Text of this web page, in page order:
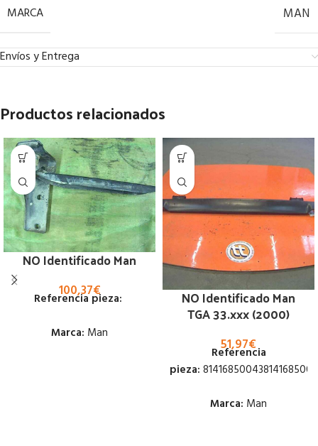
MARCA MAN
Envíos y Entrega
Productos relacionados
NO Identificado Man
100,37€
Referencia pieza:
Marca: Man
NO Identificado Man
TGA 33.xxx (2000)
51,97€
Referencia
pieza:
Marca: Man